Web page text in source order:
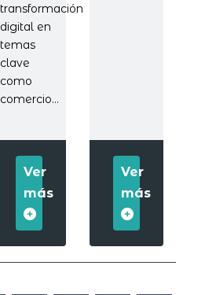
transformación
digital en
temas
clave
como
comercio...
Ver
más
Ver
más